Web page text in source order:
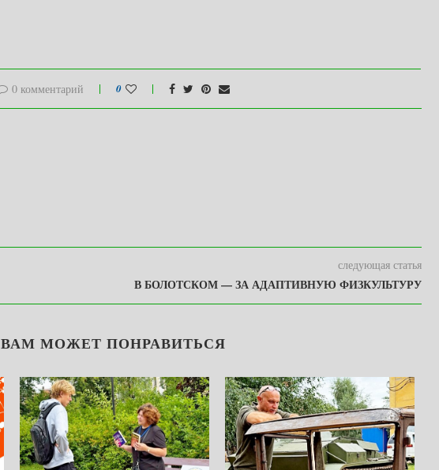
0 комментарий 0
следующая статья
В БОЛОТСКОМ — ЗА АДАПТИВНУЮ ФИЗКУЛЬТУРУ
ВАМ МОЖЕТ ПОНРАВИТЬСЯ